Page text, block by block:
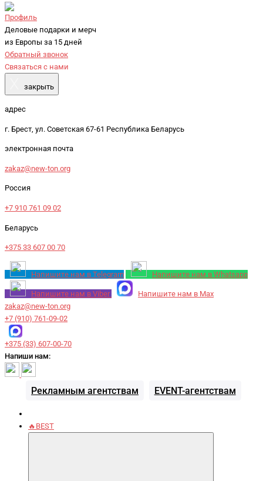
Профиль
Деловые подарки и мерч
из Европы за 15 дней
Обратный звонок
Связаться с нами
закрыть
адрес
г. Брест, ул. Советская 67-61 Республика Беларусь
электронная почта
zakaz@new-ton.org
Россия
+7 910 761 09 02
Беларусь
+375 33 607 00 70
Напишите нам в Telegram Напишите нам в Whatsapp
Напишите нам в Viber
Напишите нам в Max
zakaz@new-ton.org
+7 (910) 761-09-02
+375 (33) 607-00-70
Напиши нам:
Рекламным агентствам EVENT-агентствам
🔥BEST